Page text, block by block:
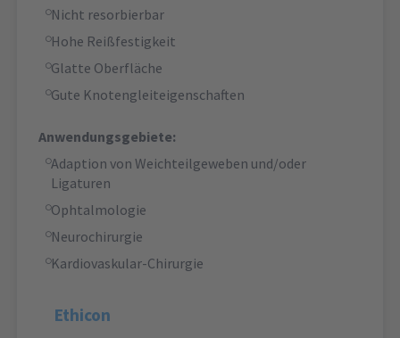
Nicht resorbierbar
Hohe Reißfestigkeit
Glatte Oberfläche
Gute Knotengleiteigenschaften
Anwendungsgebiete:
Adaption von Weichteilgeweben und/oder
Ligaturen
Ophtalmologie
Neurochirurgie
Kardiovaskular-Chirurgie
Ethicon